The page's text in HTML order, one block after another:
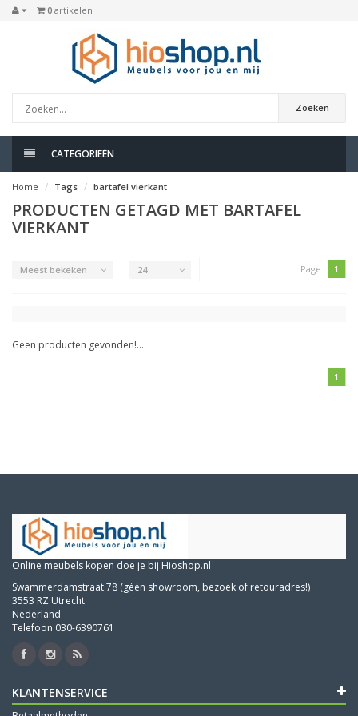
0 artikelen
Zoeken
CATEGORIEËN
Home Tags bartafel vierkant
PRODUCTEN GETAGD MET BARTAFEL
VIERKANT
Meest bekeken 24 Page: 1
Geen producten gevonden!...
1
Online meubels kopen doe je bij Hioshop.nl
Swammerdamstraat 78 (géén showroom, bezoek of retouradres!)
3553 RZ Utrecht
Nederland
Telefoon 030-6390761
KLANTENSERVICE